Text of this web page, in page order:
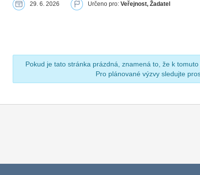
29. 6. 2026 Určeno pro:Veřejnost, Žadatel
Pokud je tato stránka prázdná, znamená to, že k
Pro plánované výzvy sledujte